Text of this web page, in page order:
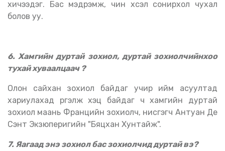
хичээдэг. Бас мэдрэмж, чин хүсэл сонирхол чухал
болов уу.
6. Хамгийн дуртай зохиол, дуртай зохиолчийнхоо
тухай хуваалцаач ?
Олон сайхан зохиол байдаг учир ийм асуултад
хариулахад үргэлж хэцүү байдаг ч хамгийн дуртай
зохиол маань Францийн зохиолч, нисгэгч Антуан Де
Сэнт Экзюперигийн "Бяцхан Хунтайж".
7. Яагаад энэ зохиол бас зохиолчид дуртай вэ?